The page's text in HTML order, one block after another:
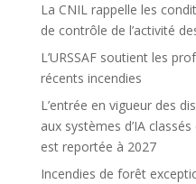
La CNIL rappelle les
de contrôle de l’activité
L’URSSAF soutient les
récents incendies
L’entrée en vigueur des
aux systèmes d’IA
est reportée à 2027
Incendies de forêt